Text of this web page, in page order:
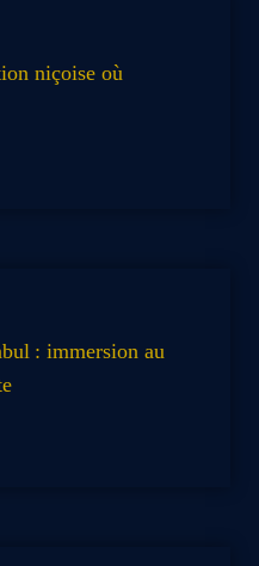
niçoise où
: immersion au